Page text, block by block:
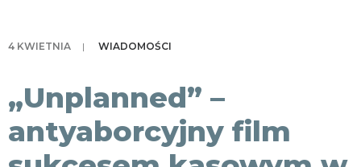
4 KWIETNIA | WIADOMOŚCI
„Unplanned” –
antyaborcyjny film